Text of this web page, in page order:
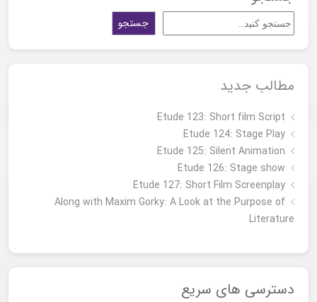
جستجو
مطالب جدید
Etude 123: Short film Script
Etude 124: Stage Play
Etude 125: Silent Animation
Etude 126: Stage show
Étude 127: Short Film Screenplay
Along with Maxim Gorky: A Look at the Purpose of
Literature
دسترسی های سریع